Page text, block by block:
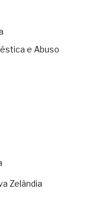
e Abuso
Zelândia